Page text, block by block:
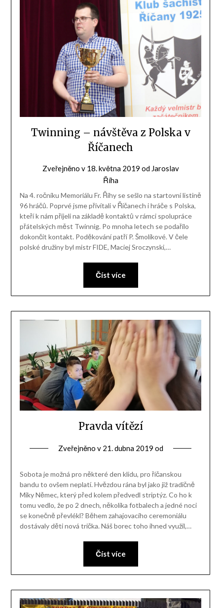
Twinning – návštěva z Polska v
Říčanech
Zveřejněno v 18. května 2019 od Jaroslav
Říha
Na 4. ročníku Memoriálu Fr. Říhy se sešlo na startovní listině
96 hráčů. Poprvé jsme přivítali v Říčanech i hráče s Polska,
kteří k nám přijeli na základě kontaktů v rámci spolupráce
přátelských měst Twinnig. Po mnoha letech se podařilo
dokončit kontakt. Poděkování patří P. Šmolíkové. V čele
polské družiny byl mistr FIDE, Maciej Sroczynski,…
Číst více
Pravda vítězí
Zveřejněno v 21. dubna 2019 od
Sobota je možná pro některé den klidu, pro říčanskou
bandu to ovšem neplatí. Hvězdou rána byl jako již tradičně
Miky Němec, který před kolem předvedl striptýz. Co ho k
tomu vedlo, že po 2 dnech, několika fotbalech a jedné noci
se konečně převlékl? Během zahajovacího ceremoniálu
dostávaly děti nová trička. Náš borec toho ihned využil,…
Číst více